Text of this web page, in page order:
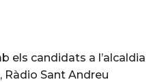
els candidats a l’alcaldia
Ràdio Sant Andreu